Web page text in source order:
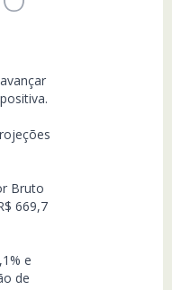
Bruto
669,7
e
de